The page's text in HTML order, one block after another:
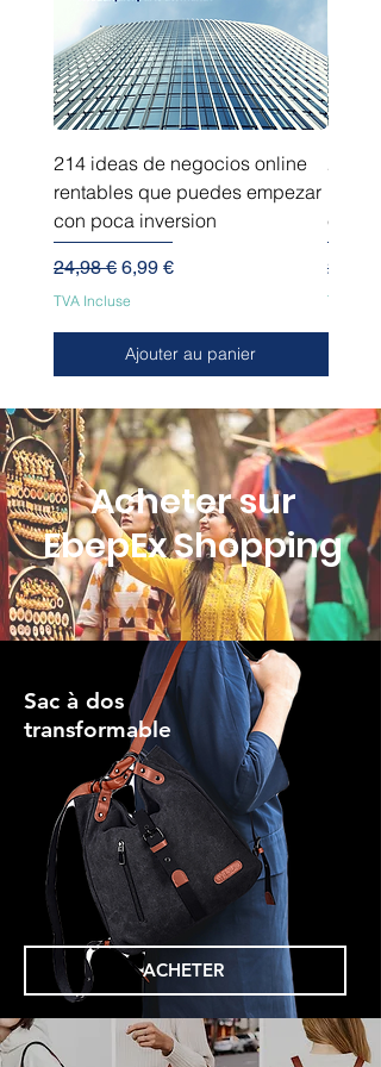
214 ideas de negocios online
rentables que puedes empezar
con poca inversion
Prix original
24,98 € Prix promotionnel
6,99 €
TVA Incluse
Ajouter au panier
214
Prix
24,98 €
TVA
Acheter sur
EbepEx Shopping
Sac à dos
transformable
ACHETER